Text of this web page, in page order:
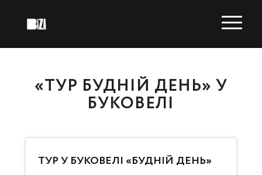
«ТУР БУДНІЙ ДЕНЬ» У
БУКОВЕЛІ
ТУР У БУКОВЕЛІ «БУДНІЙ ДЕНЬ»